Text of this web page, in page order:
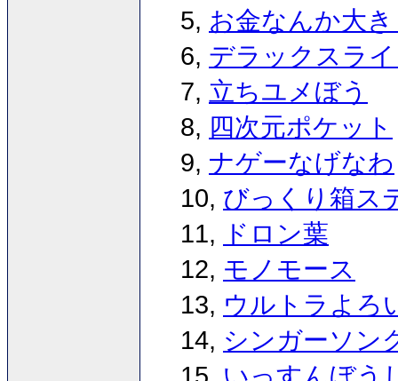
5, お金なんか大
6, デラックスラ
7, 立ちユメぼう
8, 四次元ポケット
9, ナゲーなげなわ
10, びっくり箱ス
11,
ドロン葉
12, モノモース
13, ウルトラよろ
14, シンガーソン